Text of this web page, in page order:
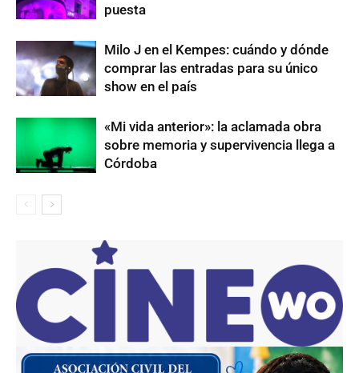
puesta
Milo J en el Kempes: cuándo y dónde
comprar las entradas para su único
show en el país
«Mi vida anterior»: la aclamada obra
sobre memoria y supervivencia llega a
Córdoba